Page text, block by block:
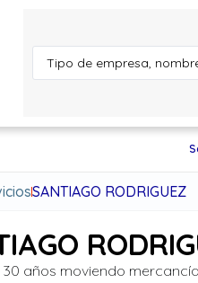
SANTIAGO RODRIGUEZ
30 años moviendo